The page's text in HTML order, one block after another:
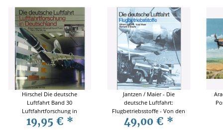
Hirschel Die deutsche
Luftfahrt Band 30
Luftfahrtforschung in
Deutschland
19,95 € *
Jantzen / Maier - Die
deutsche Luftfahrt:
Flugbetriebsstoffe - Von den
Anfängen bis zur Gegenwart
49,00 € *